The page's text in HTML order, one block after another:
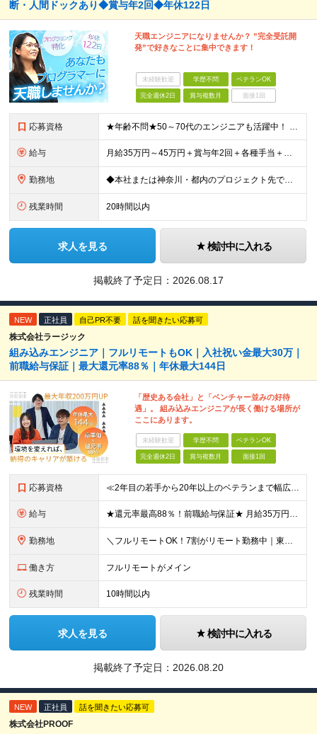
断・人間ドックあり◆賞与年2回◆年休122日
天職エンジニアになりませんか？ ”完全受託開
発”で好きなことに集中できます！
未経験歓迎 学歴不問 ベテランOK
完全週休2日 賞与複数月 面接1回
応募資格 ★年齢不問★50～70代のエンジニアも活躍中！ ◆JavaまたはC言語系（C#、C++、C）を使用した開発経験をお持ちの方 ◆学歴不問 「定年を迎えたが、まだまだ頑張りたい」 「技術の現場から離れ
給与 月給35万円～45万円＋賞与年2回＋各種手当＋残業代全額支給 ※経験・能力、前職給与を考慮の上、決定いたします ※試用期間3ヵ月(試用期間中と本採用後の待遇の差異はありません) ＊＊ 安定した収入
勤務地 ◆本社または神奈川・都内のプロジェクト先での勤務となります ◆転居を伴う転勤はありません 【本社】 神奈川県横浜市中区富士見町2-1 ※(変更の範囲)上記を除く当社関連勤務地
残業時間 20時間以内
求人を見る 検討中に入れる
掲載終了予定日： 2026.08.17
NEW 正社員 自己PR不要 話を聞きたい応募可
株式会社ラージック
組み込みエンジニア｜フルリモートもOK｜入社祝い金最大30万｜
前職給与保証｜最大還元率88％｜年休最大144日
「歴史ある会社」と「ベンチャー並みの好待
遇」。 組み込みエンジニアが長く働ける場所が
ここにあります。
未経験歓迎 学歴不問 ベテランOK
完全週休2日 賞与複数月 面接1回
応募資格 ≪2年目の若手から20年以上のベテランまで幅広く活躍！≫ ■組込系開発の実務経験をお持ちの方(フェーズや言語、リーダー経験などは一切不問) ■学歴不問 ＼下記経験をお持ちの方は優遇します／ ●C言語
給与 ★還元率最高88％！前職給与保証★ 月給35万円～＋賞与年2回 ★還元率は案件単価の76～88％！ ★入社祝い金10～30万円！住宅・在宅・家族など手当充実！ ◎経験・スキルなどを考慮し、優遇し
勤務地 ＼フルリモートOK！7割がリモート勤務中｜東京・愛知・大阪で積極採用中！／ 東京・神奈川・千葉・埼玉、大阪・京都・兵庫・滋賀、愛知などのプロジェクト先、または在宅勤務 ★転勤なし ★希望するエリアで
働き方 フルリモートがメイン
残業時間 10時間以内
求人を見る 検討中に入れる
掲載終了予定日： 2026.08.20
NEW 正社員 話を聞きたい応募可
株式会社PROOF